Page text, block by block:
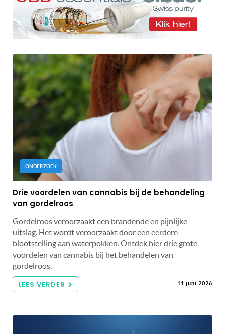
ONDERZOEK
Drie voordelen van cannabis bij de behandeling
van gordelroos
Gordelroos veroorzaakt een brandende en pijnlijke
uitslag. Het wordt veroorzaakt door een eerdere
blootstelling aan waterpokken. Ontdek hier drie grote
voordelen van cannabis bij het behandelen van
gordelroos.
LEES VERDER 11 juni 2026